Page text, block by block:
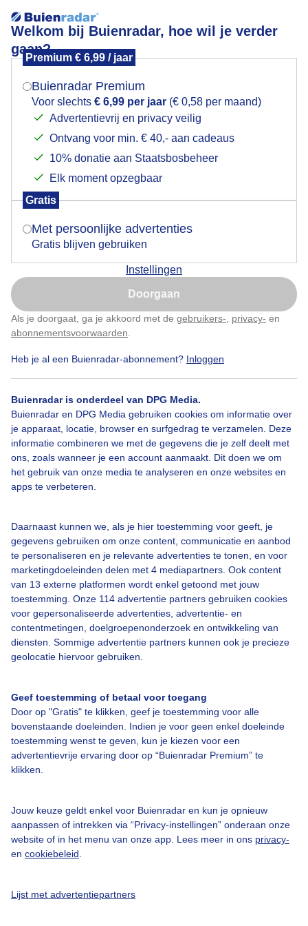
Welkom bij Buienradar, hoe wil je verder
gaan?
Premium € 6,99 / jaar
Buienradar Premium
Voor slechts € 6,99 per jaar (€ 0,58 per maand)
Advertentievrij en privacy veilig
Ontvang voor min. € 40,- aan cadeaus
10% donatie aan Staatsbosbeheer
Elk moment opzegbaar
Gratis
Met persoonlijke advertenties
Gratis blijven gebruiken
Instellingen
Doorgaan
Als je doorgaat, ga je akkoord met de gebruikers- privacy- en
abonnementsvoorwaarden
Heb je al een Buienradar-abonnement? Inloggen
Buienradar is onderdeel van DPG Media.
Buienradar en DPG Media gebruiken cookies om informatie over
je apparaat, locatie, browser en surfgedrag te verzamelen. Deze
informatie combineren we met de gegevens die je zelf deelt met
ons, zoals wanneer je een account aanmaakt. Dit doen we om
het gebruik van onze media te analyseren en onze websites en
apps te verbeteren.
Daarnaast kunnen we, als je hier toestemming voor geeft, je
gegevens gebruiken om onze content, communicatie en aanbod
te personaliseren en je relevante advertenties te tonen, en voor
marketingdoeleinden delen met 4 mediapartners. Ook content
van 13 externe platformen wordt enkel getoond met jouw
toestemming. Onze 114 advertentie partners gebruiken cookies
voor gepersonaliseerde advertenties, advertentie- en
contentmetingen, doelgroepenonderzoek en ontwikkeling van
diensten. Sommige advertentie partners kunnen ook je precieze
geolocatie hiervoor gebruiken.
Geef toestemming of betaal voor toegang
Door op "Gratis" te klikken, geef je toestemming voor alle
bovenstaande doeleinden. Indien je voor geen enkel doeleinde
toestemming wenst te geven, kun je kiezen voor een
advertentievrije ervaring door op “Buienradar Premium” te
klikken.
Jouw keuze geldt enkel voor Buienradar en kun je opnieuw
aanpassen of intrekken via “Privacy-instellingen” onderaan onze
website of in het menu van onze app. Lees meer in ons privacy-
en cookiebeleid
Lijst met advertentiepartners
Zonnig campingweer
Ondanks de aanwezige sluierbewolking heeft de zon
er geen last van en loopt de temperatuur op.
Door: Toon Boons Gemaakt: 07-09-2025, 24x bekeken
Camping Zonnig Warmedag
Bekijk slideshow
Een moment geduld aub...
Over Buienradar
Bedrijfsgegevens
Veelgestelde vragen
Contact
Toegankelijkheid
Adverteren
Buienradar Team
Mogen we je locatie gebruiken voor het
Indien je hier nog geen akkoord op hebt gegeven,
verschijnt er zo een pop-up uit je browser waarin
Is goed, toon de popup
Nu niet, misschien later
Klik hierom dit aan te passen